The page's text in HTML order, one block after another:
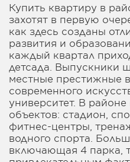
Купить квартиру в
захотят в первую
как здесь созданы
развития и
каждый квартал
детсада. Выпускники
местные престижные
современного
университет. В
объектов: стадион,
фитнес-центры,
водного спорта.
включающая 4 парка,